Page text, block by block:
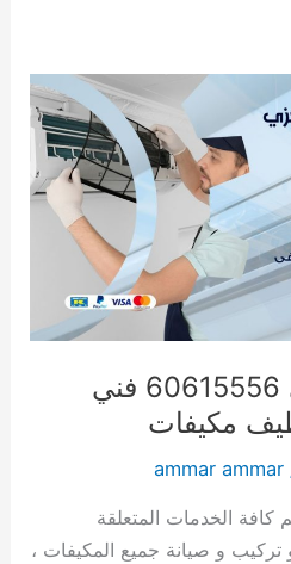
فني تكييف الرقعي 60615556 فني
مكيفات
ammar ammar
الخدمات المتعلقة
و صيانة جميع المكيفات ،